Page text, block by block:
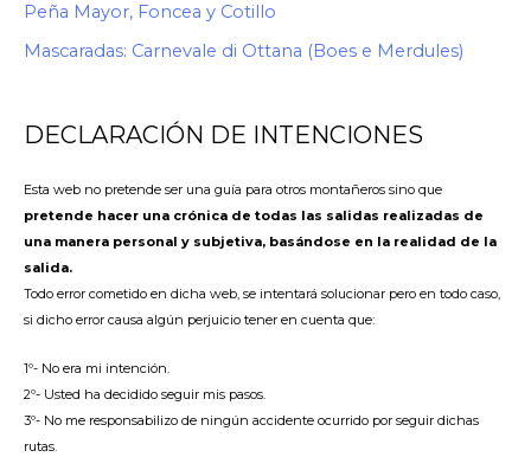
Peña Mayor, Foncea y Cotillo
Mascaradas: Carnevale di Ottana (Boes e Merdules)
DECLARACIÓN DE INTENCIONES
Esta web no pretende ser una guía para otros montañeros sino que
pretende hacer una crónica de todas las salidas realizadas de
una manera personal y subjetiva, basándose en la realidad de la
salida.
Todo error cometido en dicha web, se intentará solucionar pero en todo caso,
si dicho error causa algún perjuicio tener en cuenta que:
1º- No era mi intención.
2º- Usted ha decidido seguir mis pasos.
3º- No me responsabilizo de ningún accidente ocurrido por seguir dichas
rutas.